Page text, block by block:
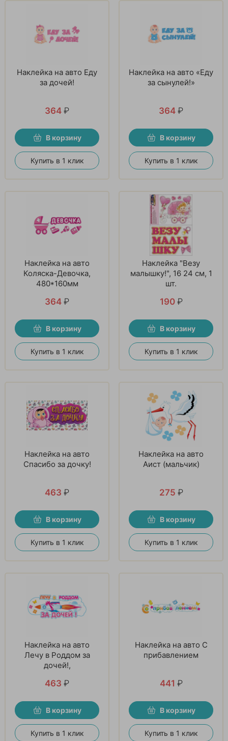
Наклейка на авто Еду
за дочей!
364 ₽
В корзину
Купить в 1 клик
Наклейка на авто «Еду
за сынулей!»
364 ₽
В корзину
Купить в 1 клик
Наклейка на авто
Коляска-Девочка,
480*160мм
364 ₽
В корзину
Купить в 1 клик
Наклейка "Везу
малышку!", 16 24 см, 1
шт.
190 ₽
В корзину
Купить в 1 клик
Наклейка на авто
Спасибо за дочку!
463 ₽
В корзину
Купить в 1 клик
Наклейка на авто
Аист (мальчик)
275 ₽
В корзину
Купить в 1 клик
Наклейка на авто
Лечу в Роддом за
дочей!,
463 ₽
В корзину
Купить в 1 клик
Наклейка на авто С
прибавлением
441 ₽
В корзину
Купить в 1 клик